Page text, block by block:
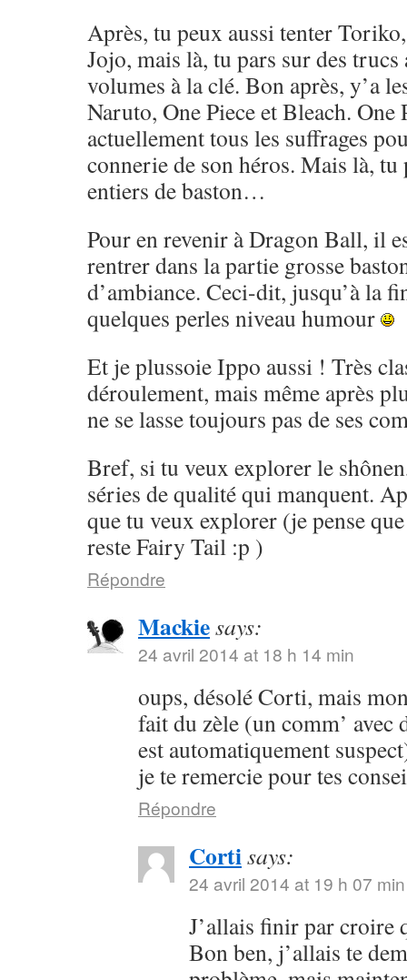
Après, tu peux aussi tenter
Jojo, mais là, tu pars sur des trucs
volumes à la clé. Bon après, y’a
Naruto, One Piece et Bleach. One
actuellement tous les suffrages
connerie de son héros. Mais là,
entiers de baston…
Pour en revenir à Dragon Ball, il
rentrer dans la partie grosse
d’ambiance. Ceci-dit, jusqu’à la
quelques perles niveau humour
Et je plussoie Ippo aussi ! Très
déroulement, mais même après
ne se lasse toujours pas de ses
Bref, si tu veux explorer le
séries de qualité qui manquent.
que tu veux explorer (je pense
reste Fairy Tail :p )
Répondre
Mackiesays:
24 avril 2014 at 18 h 14 min
oups, désolé Corti, mais
fait du zèle (un comm’ avec
est automatiquement
je te remercie pour tes
Répondre
Cortisays:
24 avril 2014 at 19 h 07 min
J’allais finir par croire
Bon ben, j’allais te